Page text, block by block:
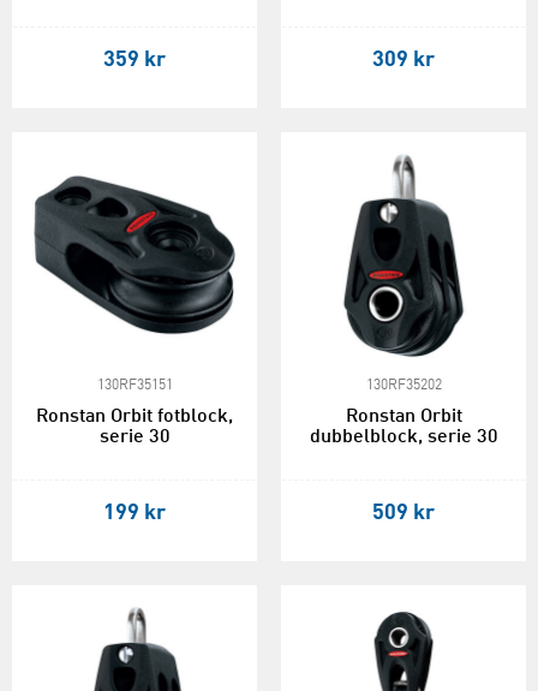
359 kr 309 kr
130RF35151
Ronstan Orbit fotblock,
serie 30
199 kr
130RF35202
Ronstan Orbit
dubbelblock, serie 30
509 kr